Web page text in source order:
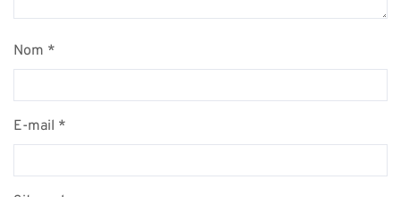
Nom *
E-mail *